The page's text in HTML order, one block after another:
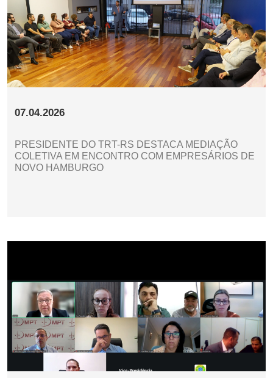
07.04.2026
PRESIDENTE DO TRT-RS DESTACA MEDIAÇÃO
COLETIVA EM ENCONTRO COM EMPRESÁRIOS DE
NOVO HAMBURGO